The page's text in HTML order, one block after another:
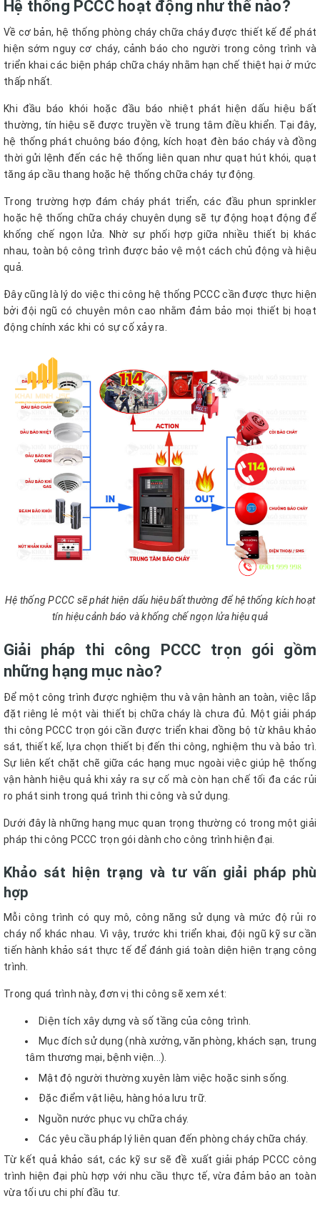
Hệ thống PCCC hoạt động như thế nào?
Về cơ bản, hệ thống phòng cháy chữa cháy được thiết kế để phát
hiện sớm nguy cơ cháy, cảnh báo cho người trong công trình và
triển khai các biện pháp chữa cháy nhằm hạn chế thiệt hại ở mức
thấp nhất.
Khi đầu báo khói hoặc đầu báo nhiệt phát hiện dấu hiệu bất
thường, tín hiệu sẽ được truyền về trung tâm điều khiển. Tại đây,
hệ thống phát chuông báo động, kích hoạt đèn báo cháy và đồng
thời gửi lệnh đến các hệ thống liên quan như quạt hút khói, quạt
tăng áp cầu thang hoặc hệ thống chữa cháy tự động.
Trong trường hợp đám cháy phát triển, các đầu phun sprinkler
hoặc hệ thống chữa cháy chuyên dụng sẽ tự động hoạt động để
khống chế ngọn lửa. Nhờ sự phối hợp giữa nhiều thiết bị khác
nhau, toàn bộ công trình được bảo vệ một cách chủ động và hiệu
quả.
Đây cũng là lý do việc thi công hệ thống PCCC cần được thực hiện
bởi đội ngũ có chuyên môn cao nhằm đảm bảo mọi thiết bị hoạt
động chính xác khi có sự cố xảy ra.
Hệ thống PCCC sẽ phát hiện dấu hiệu bất thường để hệ thống kích hoạt
tín hiệu cảnh báo và khống chế ngọn lửa hiệu quả
Giải pháp thi công PCCC trọn gói gồm
những hạng mục nào?
Để một công trình được nghiệm thu và vận hành an toàn, việc lắp
đặt riêng lẻ một vài thiết bị chữa cháy là chưa đủ. Một giải pháp
thi công PCCC trọn gói cần được triển khai đồng bộ từ khâu khảo
sát, thiết kế, lựa chọn thiết bị đến thi công, nghiệm thu và bảo trì.
Sự liên kết chặt chẽ giữa các hạng mục ngoài việc giúp hệ thống
vận hành hiệu quả khi xảy ra sự cố mà còn hạn chế tối đa các rủi
ro phát sinh trong quá trình thi công và sử dụng.
Dưới đây là những hạng mục quan trọng thường có trong một giải
pháp thi công PCCC trọn gói dành cho công trình hiện đại.
Khảo sát hiện trạng và tư vấn giải pháp phù
hợp
Mỗi công trình có quy mô, công năng sử dụng và mức độ rủi ro
cháy nổ khác nhau. Vì vậy, trước khi triển khai, đội ngũ kỹ sư cần
tiến hành khảo sát thực tế để đánh giá toàn diện hiện trạng công
trình.
Trong quá trình này, đơn vị thi công sẽ xem xét:
Diện tích xây dựng và số tầng của công trình.
Mục đích sử dụng (nhà xưởng, văn phòng, khách sạn, trung
tâm thương mại, bệnh viện...).
Mật độ người thường xuyên làm việc hoặc sinh sống.
Đặc điểm vật liệu, hàng hóa lưu trữ.
Nguồn nước phục vụ chữa cháy.
Các yêu cầu pháp lý liên quan đến phòng cháy chữa cháy.
Từ kết quả khảo sát, các kỹ sư sẽ đề xuất giải pháp PCCC công
trình hiện đại phù hợp với nhu cầu thực tế, vừa đảm bảo an toàn
vừa tối ưu chi phí đầu tư.